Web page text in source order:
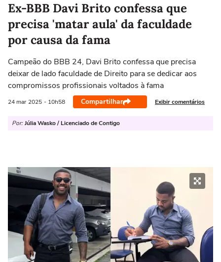
Ex-BBB Davi Brito confessa que
precisa 'matar aula' da faculdade
por causa da fama
Campeão do BBB 24, Davi Brito confessa que precisa
deixar de lado faculdade de Direito para se dedicar aos
compromissos profissionais voltados à fama
24 mar 2025 - 10h58 Compartilhar Exibir comentários
Por: Júlia Wasko / Licenciado de Contigo